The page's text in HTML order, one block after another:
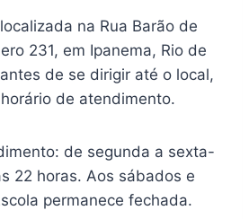
na Rua Barão de
231, em Ipanema, Rio de
de se dirigir até o local,
de atendimento.
de segunda a sexta-
22 horas. Aos sábados e
permanece fechada.